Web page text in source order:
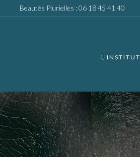
Beautés Plurielles :06 18 45 41 40
L’INSTITUT